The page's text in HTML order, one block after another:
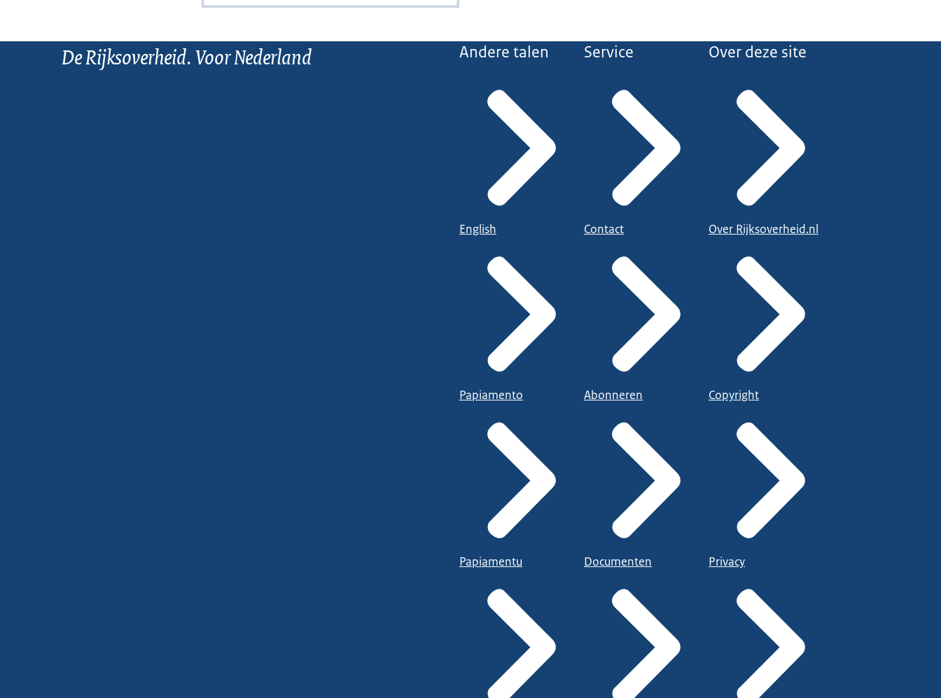
De Rijksoverheid. Voor Nederland Andere talen
English
Papiamento
Papiamentu
Service
Contact
Abonneren
Documenten
Over deze site
Over Rijksoverheid.nl
Copyright
Privacy